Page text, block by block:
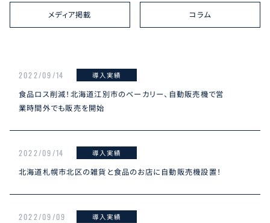
メディア掲載 コラム
2022/09/14 導入実績
食品ロス削減！北海道江別市のベーカリー、自動販売機で営
業時間外でも販売を開始
2022/09/14 導入実績
北海道札幌市北区の雑貨と食品のお店に自動販売機設置！
2022/09/09 導入実績